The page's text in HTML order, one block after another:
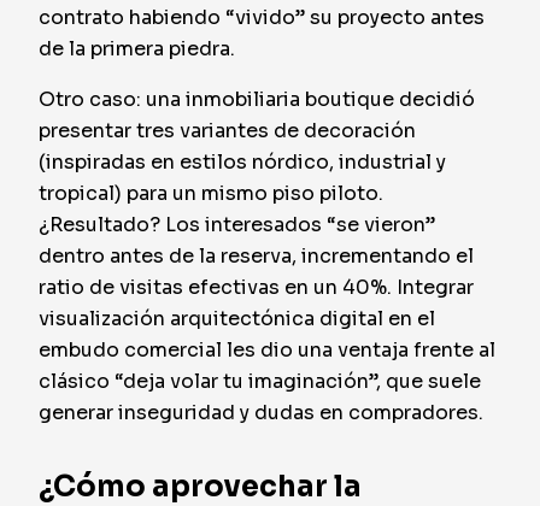
contrato habiendo “vivido” su proyecto antes
de la primera piedra.
Otro caso: una inmobiliaria boutique decidió
presentar tres variantes de decoración
(inspiradas en estilos nórdico, industrial y
tropical) para un mismo piso piloto.
¿Resultado? Los interesados “se vieron”
dentro antes de la reserva, incrementando el
ratio de visitas efectivas en un 40%. Integrar
visualización arquitectónica digital en el
embudo comercial les dio una ventaja frente al
clásico “deja volar tu imaginación”, que suele
generar inseguridad y dudas en compradores.
¿Cómo aprovechar la